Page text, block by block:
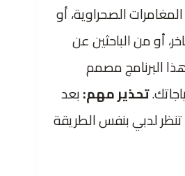
الصحراوية، أو
أو من الباحثين عن
البرنامج مصمم
تحذير مهم:بعد
لدبي بنفس الطريقة